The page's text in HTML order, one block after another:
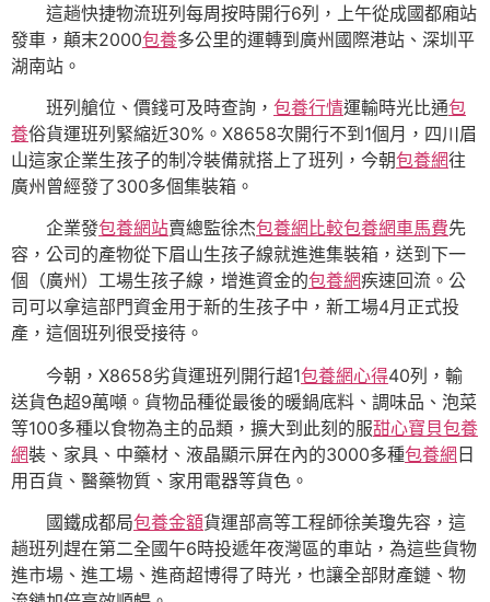
這趟快捷物流班列每周按時開行6列，上午從成國都廂站
發車，顛末2000包養多公里的運轉到廣州國際港站、深圳平
湖南站。
班列艙位、價錢可及時查詢， 包養行情運輸時光比通包
養俗貨運班列緊縮近30%。X8658次開行不到1個月，四川眉
山這家企業生孩子的制冷裝備就搭上了班列，今朝包養網往
廣州曾經發了300多個集裝箱。
企業發包養網站賣總監徐杰包養網比較包養網車馬費先
容，公司的產物從下眉山生孩子線就進進集裝箱，送到下一
個（廣州）工場生孩子線，增進資金的包養網疾速回流。公
司可以拿這部門資金用于新的生孩子中，新工場4月正式投
產，這個班列很受接待。
今朝，X8658劣貨運班列開行超1包養網心得40列，輸
送貨色超9萬噸。貨物品種從最後的暖鍋底料、調味品、泡菜
等100多種以食物為主的品類，擴大到此刻的服甜心寶貝包養
網裝、家具、中藥材、液晶顯示屏在內的3000多種包養網日
用百貨、醫藥物質、家用電器等貨色。
國鐵成都局包養金額貨運部高等工程師徐美瓊先容，這
趟班列趕在第二全國午6時投遞年夜灣區的車站，為這些貨物
進市場、進工場、進商超博得了時光，也讓全部財產鏈、物